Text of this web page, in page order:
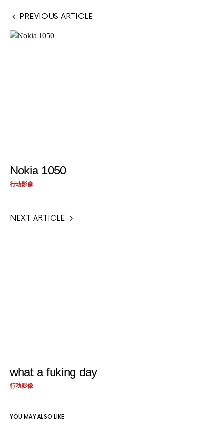
PREVIOUS ARTICLE
Nokia 1050
行动影像
NEXT ARTICLE
what a fuking day
行动影像
YOU MAY ALSO LIKE